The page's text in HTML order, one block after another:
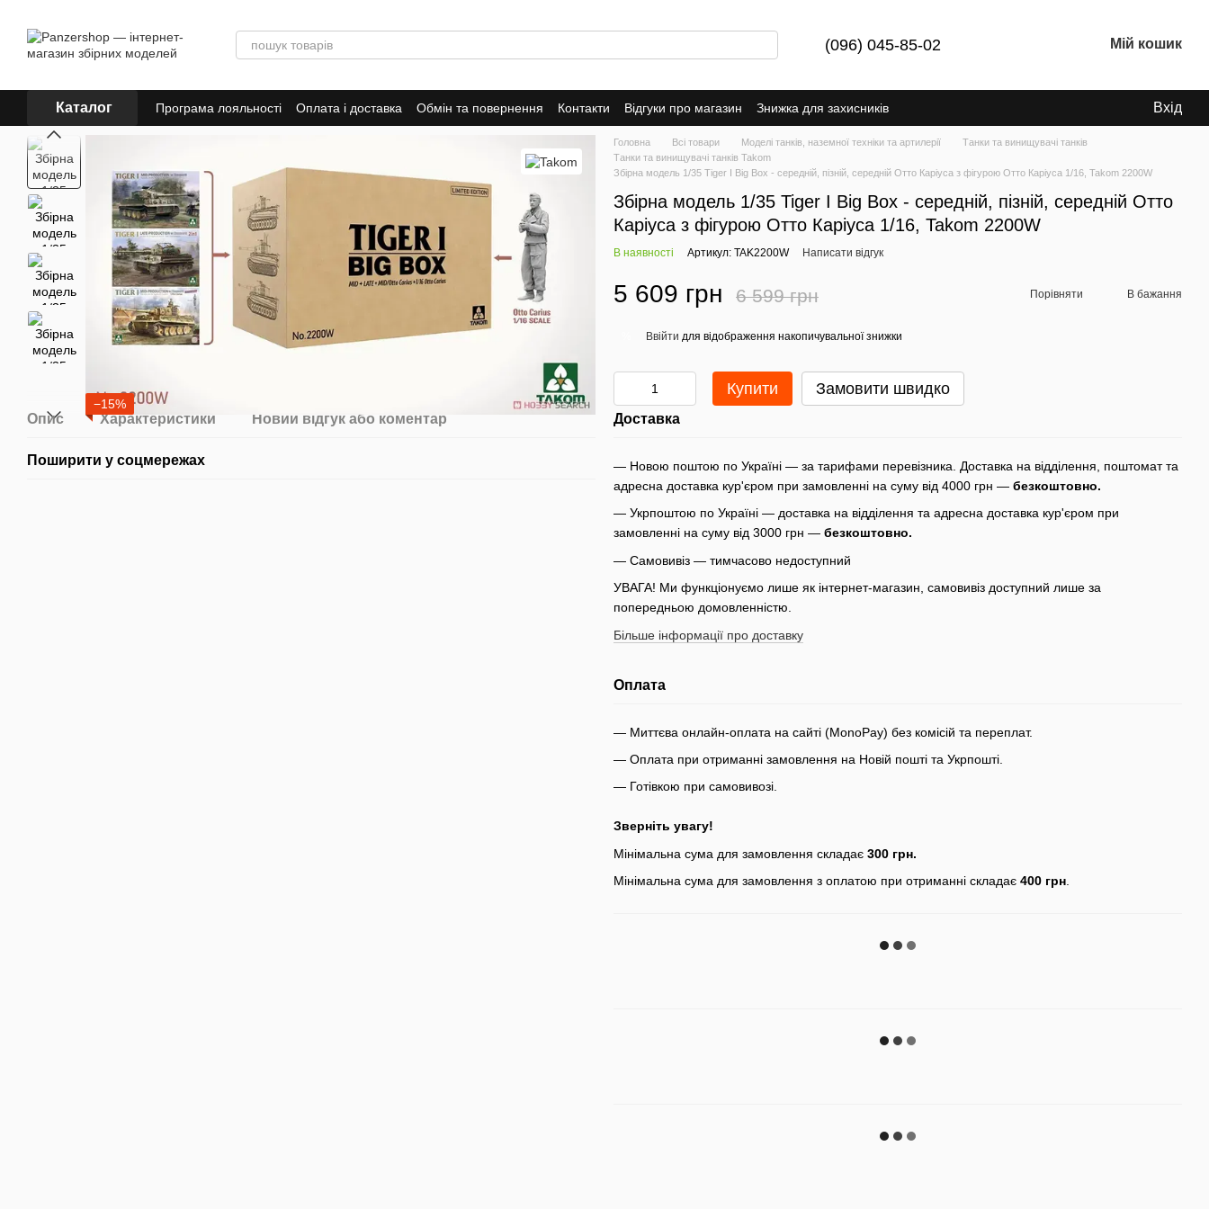
(096) 045-85-02 Мій кошик
Каталог Програма лояльності Оплата і доставка Обмін та повернення Контакти Відгуки про магазин Знижка для захисників Вхід
−15%
Опис Характеристики Новий відгук або коментар
Поширити у соцмережах
Головна Всі товари Моделі танків, наземної техніки та артилерії
Танки та винищувачі танків
Танки та винищувачі танків Takom
Збірна модель 1/35 Tiger I Big Box - середній, пізній, середній Отто Каріуса з фігурою Отто Каріуса 1/16, Takom 2200W
Збірна модель 1/35 Tiger I Big Box - середній, пізній, середній Отто
Каріуса з фігурою Отто Каріуса 1/16, Takom 2200W
В наявності Артикул: TAK2200W Написати відгук
5 609 грн 6 599 грн Порівняти В бажання
Ввійти для відображення накопичувальної знижки
Купити Замовити швидко
Доставка
— Новою поштою по Україні — за тарифами перевізника. Доставка на відділення, поштомат та
адресна доставка кур'єром при замовленні на суму від 4000 грн — безкоштовно.
— Укрпоштою по Україні — доставка на відділення та адресна доставка кур'єром при
замовленні на суму від 3000 грн — безкоштовно.
— Самовивіз — тимчасово недоступний
УВАГА! Ми функціонуємо лише як інтернет-магазин, самовивіз доступний лише за
попередньою домовленністю.
Більше інформації про доставку
Оплата
— Миттєва онлайн-оплата на сайті (MonoPay) без комісій та переплат.
— Оплата при отриманні замовлення на Новій пошті та Укрпошті.
— Готівкою при самовивозі.
Зверніть увагу!
Мінімальна сума для замовлення складає 300 грн.
Мінімальна сума для замовлення з оплатою при отриманні складає 400 грн